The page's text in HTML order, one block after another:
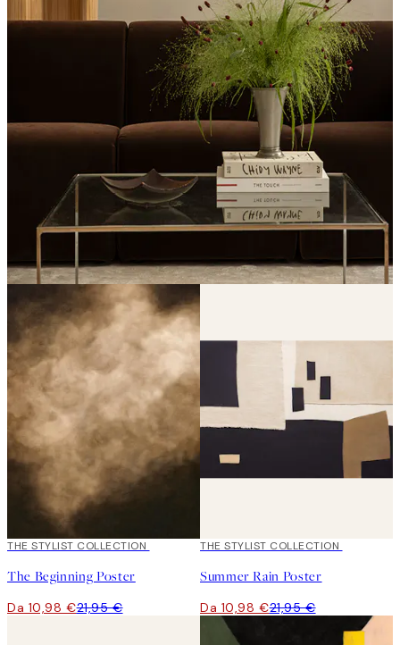
50%*
THE STYLIST COLLECTION
The Beginning Poster
Da 10,98 €21,95 €
50%*
THE STYLIST COLLECTION
Summer Rain Poster
Da 10,98 €21,95 €